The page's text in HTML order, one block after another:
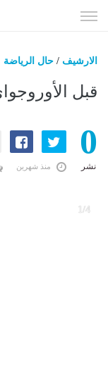
الى
الارشيف / حال الرياضة
قبل
0
نشر منذ شهرين
1/4